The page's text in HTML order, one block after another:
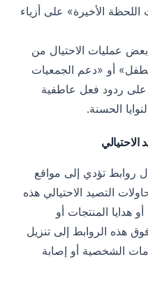
الأخيرة» على أزياء
عمليات الاحتيال من
أو «دعم الجمعيات
على ردود فعل عاطفية
الحسنة.
الاحتيالي
روابط تؤدي إلى مواقع
التصيد الاحتيالي هذه
المنتجات أو
هذه الروابط إلى تنزيل
الشخصية أو إصابة